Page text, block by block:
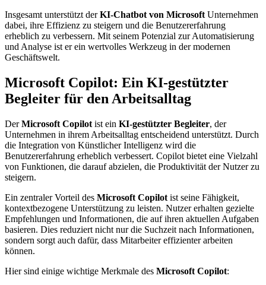
Insgesamt unterstützt derKI-Chatbot von Microsoft Unternehmen
dabei, ihre Effizienz zu steigern und die Benutzererfahrung
erheblich zu verbessern. Mit seinem Potenzial zur Automatisierung
und Analyse ist er ein wertvolles Werkzeug in der modernen
Geschäftswelt.
Microsoft Copilot: Ein KI-gestützter
Begleiter für den Arbeitsalltag
DerMicrosoft Copilot ist ein KI-gestützter Begleiter, der
Unternehmen in ihrem Arbeitsalltag entscheidend unterstützt. Durch
die Integration von Künstlicher Intelligenz wird die
Benutzererfahrung erheblich verbessert. Copilot bietet eine Vielzahl
von Funktionen, die darauf abzielen, die Produktivität der Nutzer zu
steigern.
Ein zentraler Vorteil des Microsoft Copilot ist seine Fähigkeit,
kontextbezogene Unterstützung zu leisten. Nutzer erhalten gezielte
Empfehlungen und Informationen, die auf ihren aktuellen Aufgaben
basieren. Dies reduziert nicht nur die Suchzeit nach Informationen,
sondern sorgt auch dafür, dass Mitarbeiter effizienter arbeiten
können.
Hier sind einige wichtige Merkmale des Microsoft Copilot: